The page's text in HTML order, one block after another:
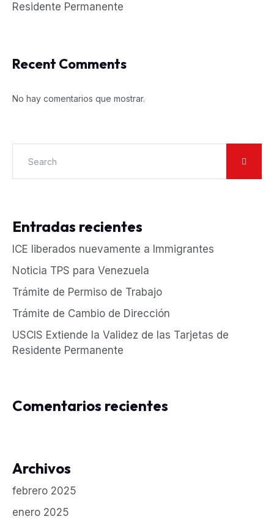
Residente Permanente
Recent Comments
No hay comentarios que mostrar.
Entradas recientes
ICE liberados nuevamente a Immigrantes
Noticia TPS para Venezuela
Trámite de Permiso de Trabajo
Trámite de Cambio de Dirección
USCIS Extiende la Validez de las Tarjetas de
Residente Permanente
Comentarios recientes
Archivos
febrero 2025
enero 2025